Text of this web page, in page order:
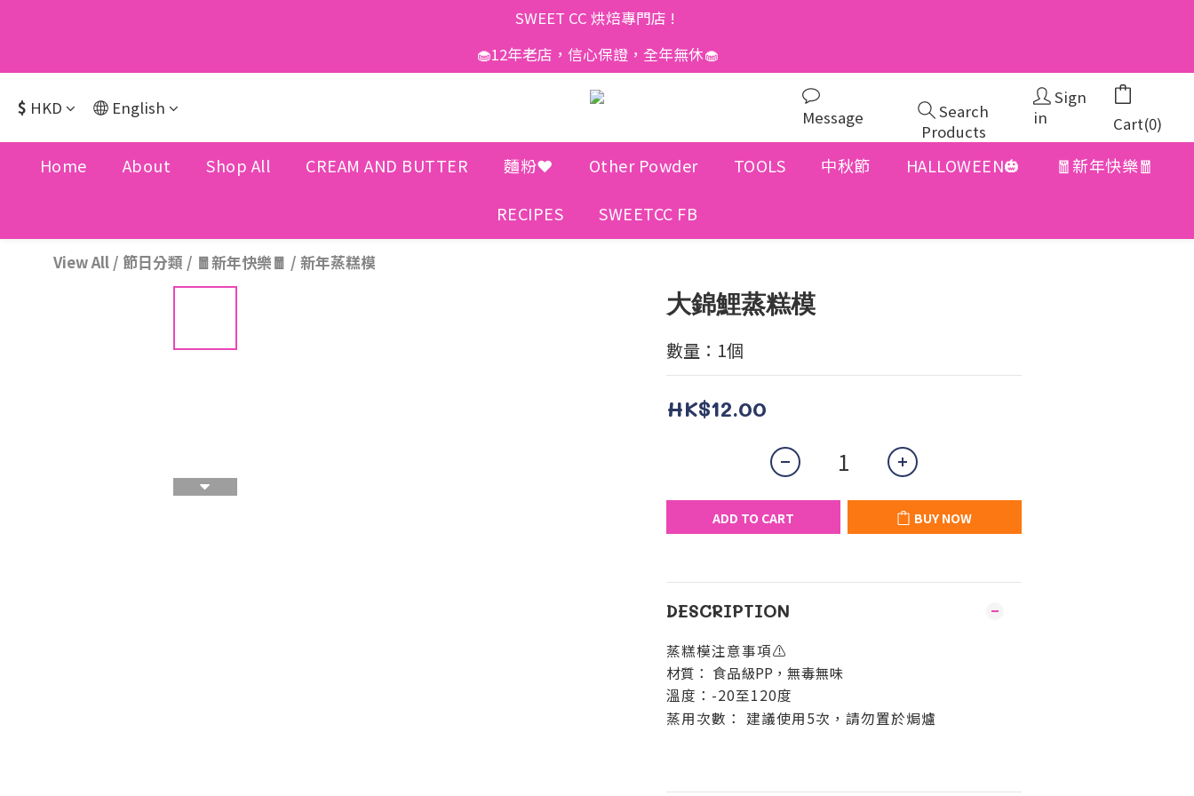
SWEET CC 烘焙專門店 !
🧁12年老店，信心保證，全年無休🧁
$ HKD English Message
Search
Products
Sign
in
Cart(0)
Home About Shop All CREAM AND BUTTER 麵粉❤️ Other Powder TOOLS 中秋節 HALLOWEEN🎃 🧧新年快樂🧧
RECIPES SWEETCC FB
View All / 節日分類 / 🧧新年快樂🧧 / 新年蒸糕模
大錦鯉蒸糕模
數量：1個
HK$12.00
ADD TO CART BUY NOW
DESCRIPTION
蒸糕模注意事項⚠️
材質： 食品級PP，無毒無味
溫度：-20至120度
蒸用次數： 建議使用5次，請勿置於焗爐